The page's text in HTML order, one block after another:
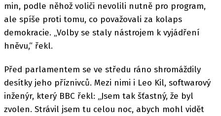
min, podle něhož voliči nevolili nutně pro program,
ale spíše proti tomu, co považovali za kolaps
demokracie. „Volby se staly nástrojem k vyjádření
hněvu,“ řekl.
Před parlamentem se ve středu ráno shromáždily
desítky jeho příznivců. Mezi nimi i Leo Kil, softwarový
inženýr, který BBC řekl: „Jsem tak šťastný, že byl
zvolen. Strávil jsem tu celou noc, abych mohl vidět